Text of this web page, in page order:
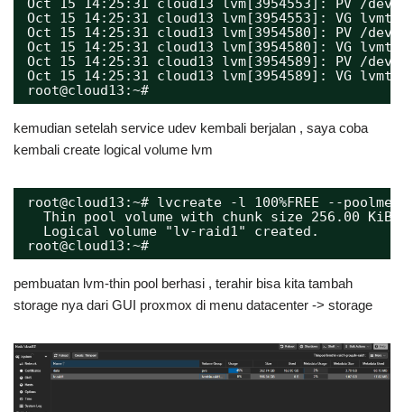
Oct 15 14:25:31 cloud13 lvm[3954553]: PV /
Oct 15 14:25:31 cloud13 lvm[3954553]: VG
Oct 15 14:25:31 cloud13 lvm[3954580]: PV /
Oct 15 14:25:31 cloud13 lvm[3954580]: VG
Oct 15 14:25:31 cloud13 lvm[3954589]: PV /
Oct 15 14:25:31 cloud13 lvm[3954589]: VG
root@cloud13:~#
kemudian setelah service udev kembali berjalan , saya coba
kembali create logical volume lvm
root@cloud13:~# lvcreate -l 100%FREE --
Thin pool volume with chunk size 256.00
Logical volume "lv-raid1" created.
root@cloud13:~#
pembuatan lvm-thin pool berhasi , terahir bisa kita tambah
storage nya dari GUI proxmox di menu datacenter -> storage